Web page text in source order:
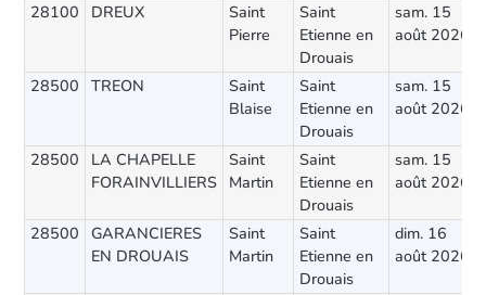
28100 DREUX
Saint
Pierre
Saint
Etienne en
Drouais
sam. 15
août 2026
28500 TREON
Saint
Blaise
Saint
Etienne en
Drouais
sam. 15
août 2026
28500
LA CHAPELLE
FORAINVILLIERS
Saint
Martin
Saint
Etienne en
Drouais
sam. 15
août 2026
28500
GARANCIERES
EN DROUAIS
Saint
Martin
Saint
Etienne en
Drouais
dim. 16
août 2026